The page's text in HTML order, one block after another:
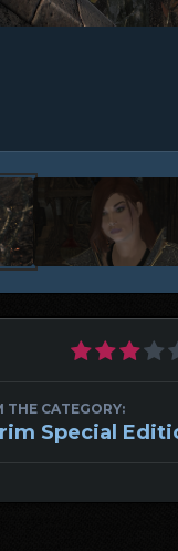
THE CATEGORY:
Special